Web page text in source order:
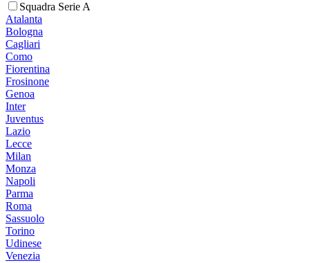
Squadra Serie A
Atalanta
Bologna
Cagliari
Como
Fiorentina
Frosinone
Genoa
Inter
Juventus
Lazio
Lecce
Milan
Monza
Napoli
Parma
Roma
Sassuolo
Torino
Udinese
Venezia